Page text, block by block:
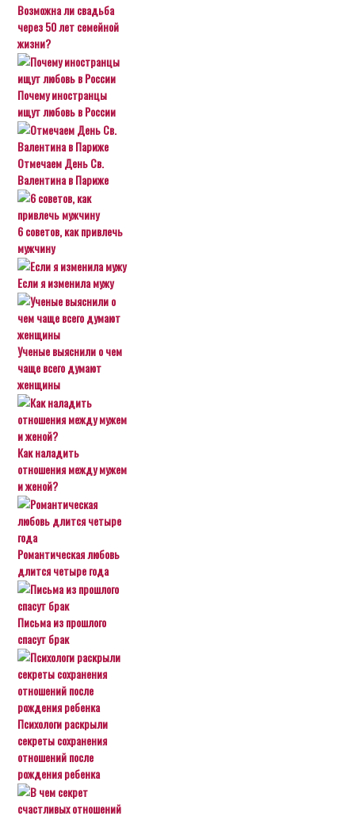
Возможна ли свадьба
через 50 лет семейной
жизни?
Почему иностранцы
ищут любовь в России
Отмечаем День Св.
Валентина в Париже
6 советов, как привлечь
мужчину
Если я изменила мужу
Ученые выяснили о чем
чаще всего думают
женщины
Как наладить
отношения между мужем
и женой?
Романтическая любовь
длится четыре года
Письма из прошлого
спасут брак
Психологи раскрыли
секреты сохранения
отношений после
рождения ребенка